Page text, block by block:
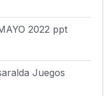
2022 ppt
Juegos